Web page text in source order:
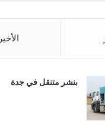
بنشر متنقل في جدة